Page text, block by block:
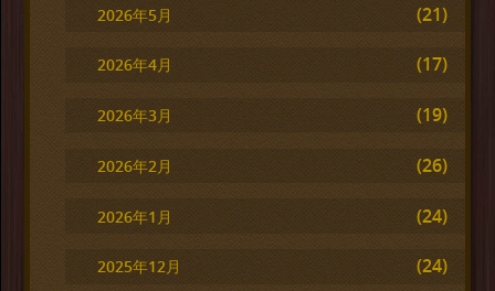
2026年5月 (21)
2026年4月 (17)
2026年3月 (19)
2026年2月 (26)
2026年1月 (24)
2025年12月 (24)